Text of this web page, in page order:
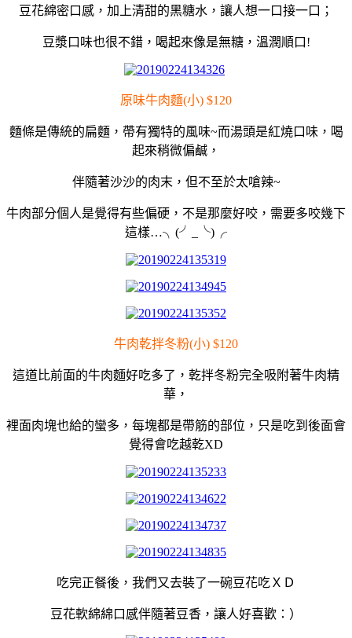
豆花綿密口感，加上清甜的黑糖水，讓人想一口接一口；
豆漿口味也很不錯，喝起來像是無糖，溫潤順口!
原味牛肉麵(小) $120
麵條是傳統的扁麵，帶有獨特的風味~而湯頭是紅燒口味，喝
起來稍微偏鹹，
伴隨著沙沙的肉末，但不至於太嗆辣~
牛肉部分個人是覺得有些偏硬，不是那麼好咬，需要多咬幾下
這樣…╮(╯_╰)╭
牛肉乾拌冬粉(小) $120
這道比前面的牛肉麵好吃多了，乾拌冬粉完全吸附著牛肉精
華，
裡面肉塊也給的蠻多，每塊都是帶筋的部位，只是吃到後面會
覺得會吃越乾XD
吃完正餐後，我們又去裝了一碗豆花吃ＸＤ
豆花軟綿綿口感伴隨著豆香，讓人好喜歡：）